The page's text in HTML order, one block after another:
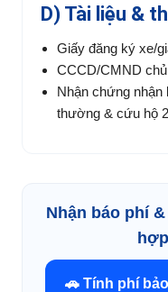
D) Tài liệu &
Giấy đăng ký xe/
CCCD/CMND
Nhận chứng
thường & cứu hộ
Nhận báo phí
🚗 Tính phí